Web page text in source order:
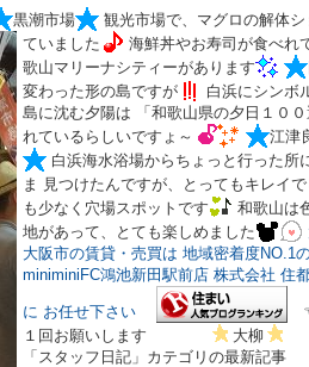
黒潮市場
観光市場で、マグロの解体シ
ていました
海鮮丼やお寿司が食べれ
歌山マリーナシティーがあります
変わった形の島ですが
白浜にシンボ
島に沈む夕陽は 「和歌山県の夕日１０
れているらしいですょ～
江津
白浜海水浴場からちょっと行った所
ま 見つけたんですが、とってもキレイで
も少なく穴場スポットです
和歌山は
地があって、とても楽しめました
大阪市の賃貸・売買は 地域密着度NO.1
miniminiFC鴻池新田駅前店 株式会社 住
に お任せ下さい
☜
１回お願いします
大柳
「スタッフ日記」カテゴリの最新記事